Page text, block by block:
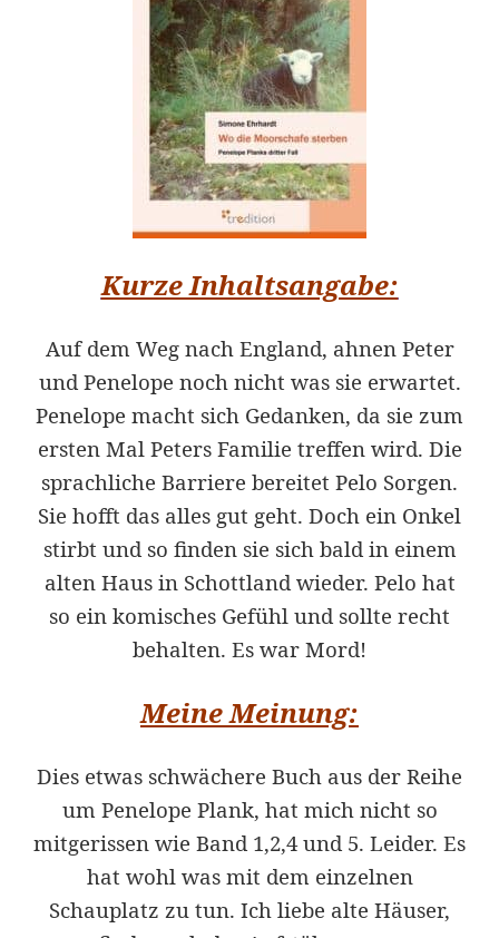
Kurze Inhaltsangabe:
Auf dem Weg nach England, ahnen Peter
und Penelope noch nicht was sie erwartet.
Penelope macht sich Gedanken, da sie zum
ersten Mal Peters Familie treffen wird. Die
sprachliche Barriere bereitet Pelo Sorgen.
Sie hofft das alles gut geht. Doch ein Onkel
stirbt und so finden sie sich bald in einem
alten Haus in Schottland wieder. Pelo hat
so ein komisches Gefühl und sollte recht
behalten. Es war Mord!
Meine Meinung:
Dies etwas schwächere Buch aus der Reihe
um Penelope Plank, hat mich nicht so
mitgerissen wie Band 1,2,4 und 5. Leider. Es
hat wohl was mit dem einzelnen
Schauplatz zu tun. Ich liebe alte Häuser,